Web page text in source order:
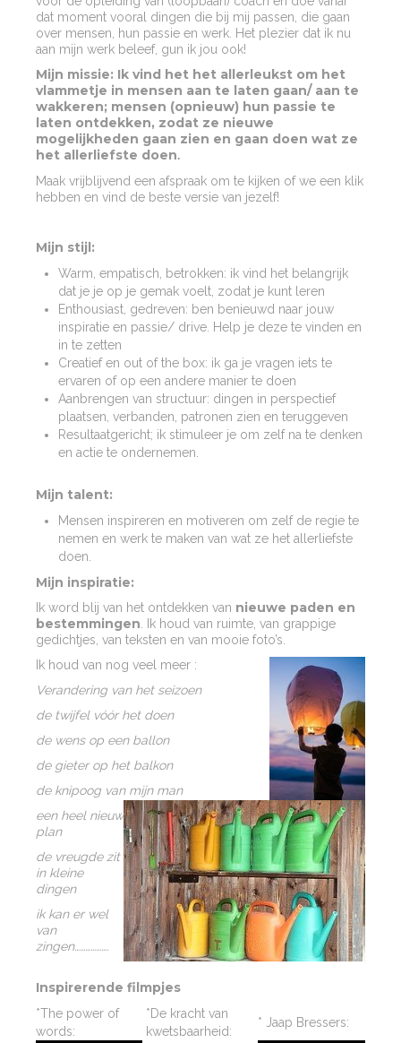
dat moment vooral dingen die bij mij passen, die gaan
over mensen, hun passie en werk. Het plezier dat ik nu
aan mijn werk beleef, gun ik jou ook!
Mijn missie: Ik vind het het allerleukst om het
vlammetje in mensen aan te laten gaan/ aan te
wakkeren; mensen (opnieuw) hun passie te
laten ontdekken, zodat ze nieuwe
mogelijkheden gaan zien en gaan doen wat ze
het allerliefste doen.
Maak vrijblijvend een afspraak om te kijken of we een klik
hebben en vind de beste versie van jezelf!
Mijn stijl:
Warm, empatisch, betrokken: ik vind het belangrijk
dat je je op je gemak voelt, zodat je kunt leren
Enthousiast, gedreven: ben benieuwd naar jouw
inspiratie en passie/ drive. Help je deze te vinden en
in te zetten
Creatief en out of the box: ik ga je vragen iets te
ervaren of op een andere manier te doen
Aanbrengen van structuur: dingen in perspectief
plaatsen, verbanden, patronen zien en teruggeven
Resultaatgericht; ik stimuleer je om zelf na te denken
en actie te ondernemen.
Mijn talent:
Mensen inspireren en motiveren om zelf de regie te
nemen en werk te maken van wat ze het allerliefste
doen.
Mijn inspiratie:
Ik word blij van het ontdekken van nieuwe paden en
bestemmingen . Ik houd van ruimte, van grappige
gedichtjes, van teksten en van mooie foto’s.
Ik houd van nog veel meer :
Verandering van het seizoen
de twijfel vóór het doen
de wens op een ballon
de gieter op het balkon
de knipoog van mijn man
een heel nieuw
plan
de vreugde zit
in kleine
dingen
ik kan er wel
van
zingen……………….
Inspirerende filmpjes
*The power of
words:
*De kracht van
kwetsbaarheid:
* Jaap Bressers: